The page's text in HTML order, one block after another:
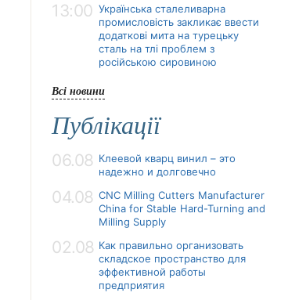
13:00 Українська сталеливарна
промисловість закликає ввести
додаткові мита на турецьку
сталь на тлі проблем з
російською сировиною
Всі новини
Публікації
06.08 Клеевой кварц винил – это
надежно и долговечно
04.08 CNC Milling Cutters Manufacturer
China for Stable Hard-Turning and
Milling Supply
02.08 Как правильно организовать
складское пространство для
эффективной работы
предприятия